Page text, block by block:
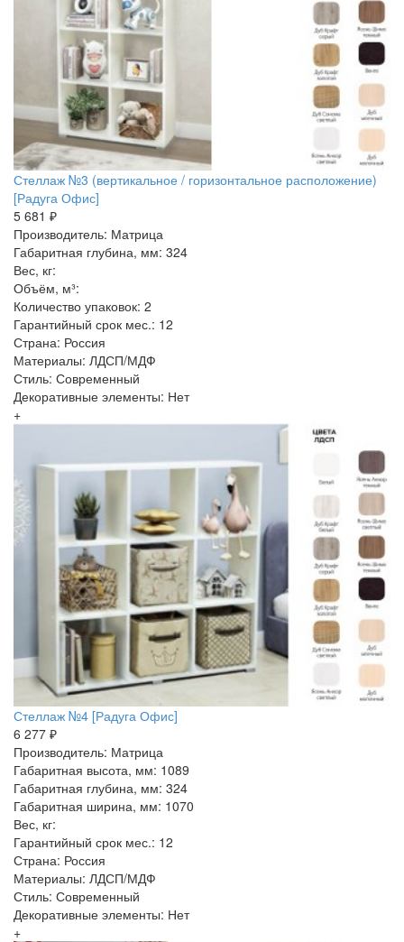
Стеллаж №3 (вертикальное / горизонтальное расположение)
[Радуга Офис]
5 681 ₽
Производитель: Матрица
Габаритная глубина, мм: 324
Вес, кг:
Объём, м³:
Количество упаковок: 2
Гарантийный срок мес.: 12
Страна: Россия
Материалы: ЛДСП/МДФ
Стиль: Современный
Декоративные элементы: Нет
+
Стеллаж №4 [Радуга Офис]
6 277 ₽
Производитель: Матрица
Габаритная высота, мм: 1089
Габаритная глубина, мм: 324
Габаритная ширина, мм: 1070
Вес, кг:
Гарантийный срок мес.: 12
Страна: Россия
Материалы: ЛДСП/МДФ
Стиль: Современный
Декоративные элементы: Нет
+